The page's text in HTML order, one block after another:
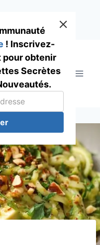
! Inscrivez-
pour obtenir
Secrètes